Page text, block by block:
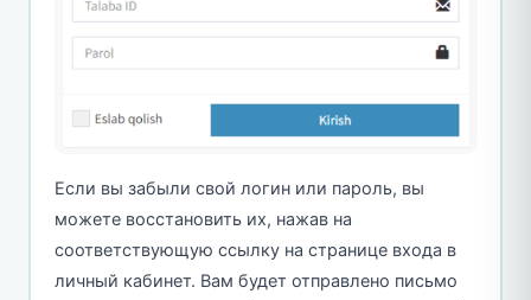
Если вы забыли свой логин или пароль, вы
можете восстановить их, нажав на
соответствующую ссылку на странице входа в
личный кабинет. Вам будет отправлено письмо